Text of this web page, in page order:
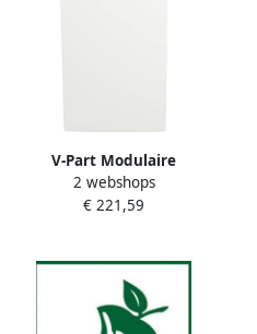
V-Part Modulaire
afvalscheidingsunit 90 liter
2 webshops
€ 221,59